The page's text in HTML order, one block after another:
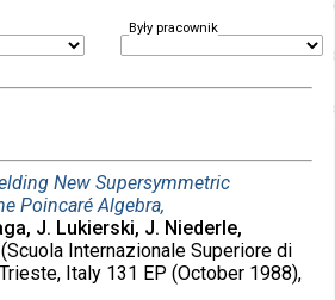
Były pracownik
New Supersymmetric
Poincaré Algebra,
J. Lukierski, J. Niederle,
Internazionale Superiore di
Italy 131 EP (October 1988),